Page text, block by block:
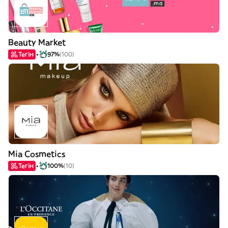
Beauty Market
Тегін 97%(100)
Mia Cosmetics
Тегін 100%(10)